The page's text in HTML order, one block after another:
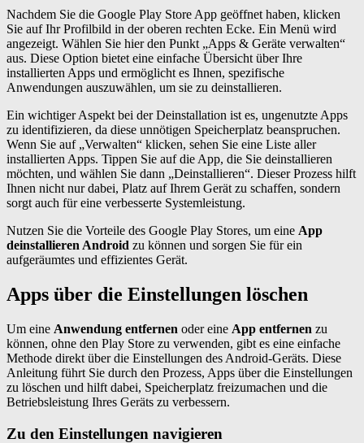
Nachdem Sie die Google Play Store App geöffnet haben, klicken
Sie auf Ihr Profilbild in der oberen rechten Ecke. Ein Menü wird
angezeigt. Wählen Sie hier den Punkt „Apps & Geräte verwalten“
aus. Diese Option bietet eine einfache Übersicht über Ihre
installierten Apps und ermöglicht es Ihnen, spezifische
Anwendungen auszuwählen, um sie zu deinstallieren.
Ein wichtiger Aspekt bei der Deinstallation ist es, ungenutzte Apps
zu identifizieren, da diese unnötigen Speicherplatz beanspruchen.
Wenn Sie auf „Verwalten“ klicken, sehen Sie eine Liste aller
installierten Apps. Tippen Sie auf die App, die Sie deinstallieren
möchten, und wählen Sie dann „Deinstallieren“. Dieser Prozess hilft
Ihnen nicht nur dabei, Platz auf Ihrem Gerät zu schaffen, sondern
sorgt auch für eine verbesserte Systemleistung.
Nutzen Sie die Vorteile des Google Play Stores, um eine App
deinstallieren Android zu können und sorgen Sie für ein
aufgeräumtes und effizientes Gerät.
Apps über die Einstellungen löschen
Um eine Anwendung entfernen oder eine App entfernen zu
können, ohne den Play Store zu verwenden, gibt es eine einfache
Methode direkt über die Einstellungen des Android-Geräts. Diese
Anleitung führt Sie durch den Prozess, Apps über die Einstellungen
zu löschen und hilft dabei, Speicherplatz freizumachen und die
Betriebsleistung Ihres Geräts zu verbessern.
Zu den Einstellungen navigieren